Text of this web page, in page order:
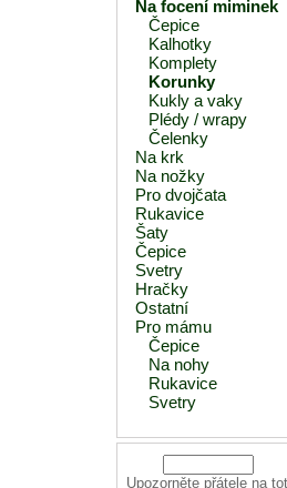
Na focení miminek
Čepice
Kalhotky
Komplety
Korunky
Kukly a vaky
Plédy / wrapy
Čelenky
Na krk
Na nožky
Pro dvojčata
Rukavice
Šaty
Čepice
Svetry
Hračky
Ostatní
Pro mámu
Čepice
Na nohy
Rukavice
Svetry
Upozorněte přátele na